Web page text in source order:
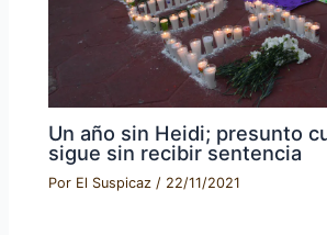
Un año sin Heidi; presunto
sigue sin recibir sentencia
Por El Suspicaz/ 22/11/2021